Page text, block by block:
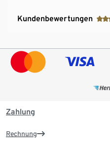
Kundenbewertungen
Zahlung
Rechnung